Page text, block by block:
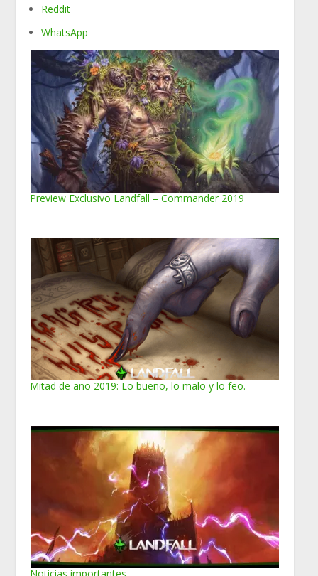
Reddit
WhatsApp
Preview Exclusivo Landfall – Commander 2019
Mitad de año 2019: Lo bueno, lo malo y lo feo.
Noticias importantes